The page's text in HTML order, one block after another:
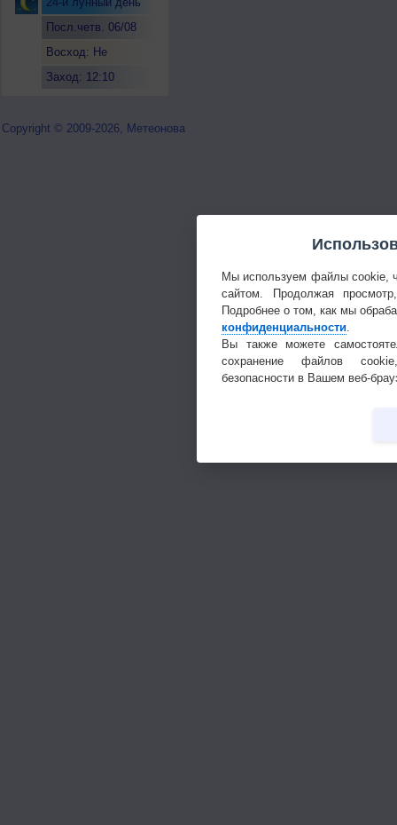
Посл.четв. 06/08
Восход: Не
Заход: 12:10
Copyright © 2009-2026, Метеонова
Мы используем файлы cookie,
сайтом. Продолжая
Подробнее о том, как мы
конфиденциальности
Вы также можете
сохранение файлов
безопасности в Вашем веб-